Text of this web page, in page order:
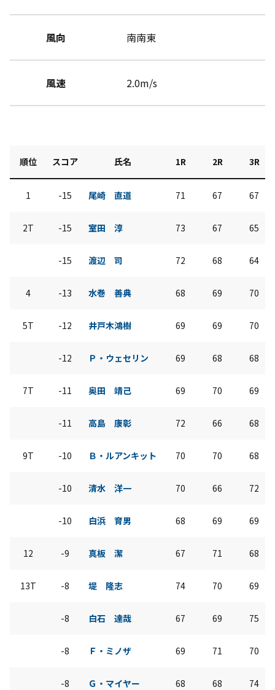
風向 南南東
風速 2.0m/s
順位 スコア 氏名 1R 2R 3R
1 -15 尾崎 直道 71 67 67
2T -15 室田 淳 73 67 65
-15 渡辺 司 72 68 64
4 -13 水巻 善典 68 69 70
5T -12 井戸木鴻樹 69 69 70
-12 Ｐ・ウェセリン 69 68 68
7T -11 奥田 靖己 69 70 69
-11 高島 康彰 72 66 68
9T -10 Ｂ・ルアンキット 70 70 68
-10 清水 洋一 70 66 72
-10 白浜 育男 68 69 69
12 -9 真板 潔 67 71 68
13T -8 堤 隆志 74 70 69
-8 白石 達哉 67 69 75
-8 Ｆ・ミノザ 69 71 70
-8 Ｇ・マイヤー 68 68 74